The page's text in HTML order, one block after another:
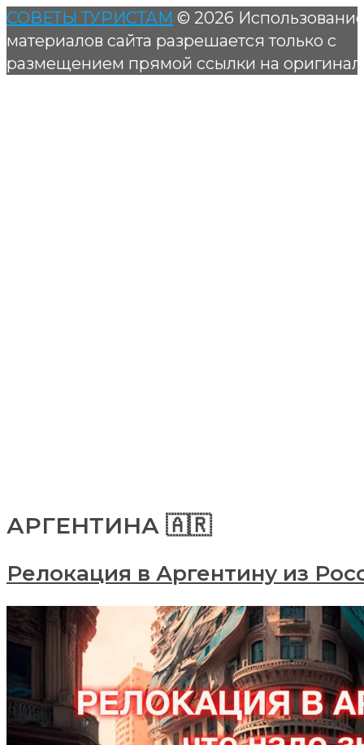
АРГЕНТИНА 🇦🇷
Релокация в Аргентину из
СОВЕТЫ ТУРИСТАМ © 2026
материалов сайта разрешается только с
размещением прямой ссылки на оригинал.